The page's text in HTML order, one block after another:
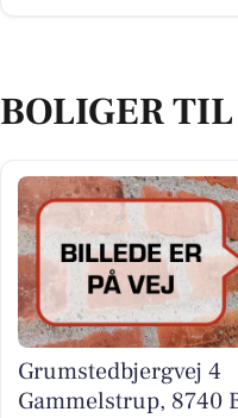
BOLIGER
Grumstedbjergvej 4
Gammelstrup, 8740